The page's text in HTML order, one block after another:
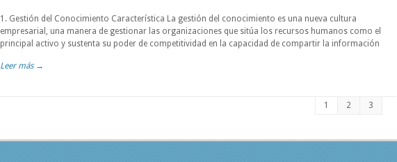
1. Gestión del Conocimiento Característica La gestión del conocimiento es una nueva cultura
empresarial, una manera de gestionar las organizaciones que sitúa los recursos humanos como el
principal activo y sustenta su poder de competitividad en la capacidad de compartir la información
Leer más →
1 2 3